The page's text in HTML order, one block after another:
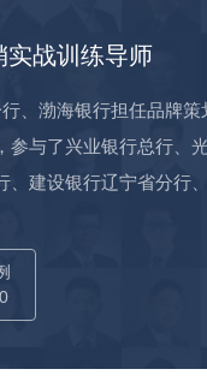
实战训练导师
、渤海银行担任品牌
参与了兴业银行总行、
、建设银行辽宁省分行
班课程，返聘率达
爱和推崇。通过总裁
草、山东邮政、光大银